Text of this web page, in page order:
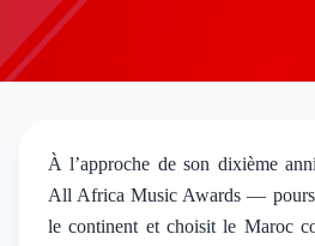
AFRIMA fait étape au
10ᵉ édition et consolider
africaine
À l’approche de son dixième
All Africa Music Awards —
le continent et choisit le Maroc